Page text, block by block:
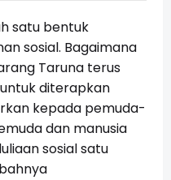
satu bentuk
sosial. Bagaimana
Taruna terus
diterapkan
kepada pemuda-
dan manusia
sosial satu